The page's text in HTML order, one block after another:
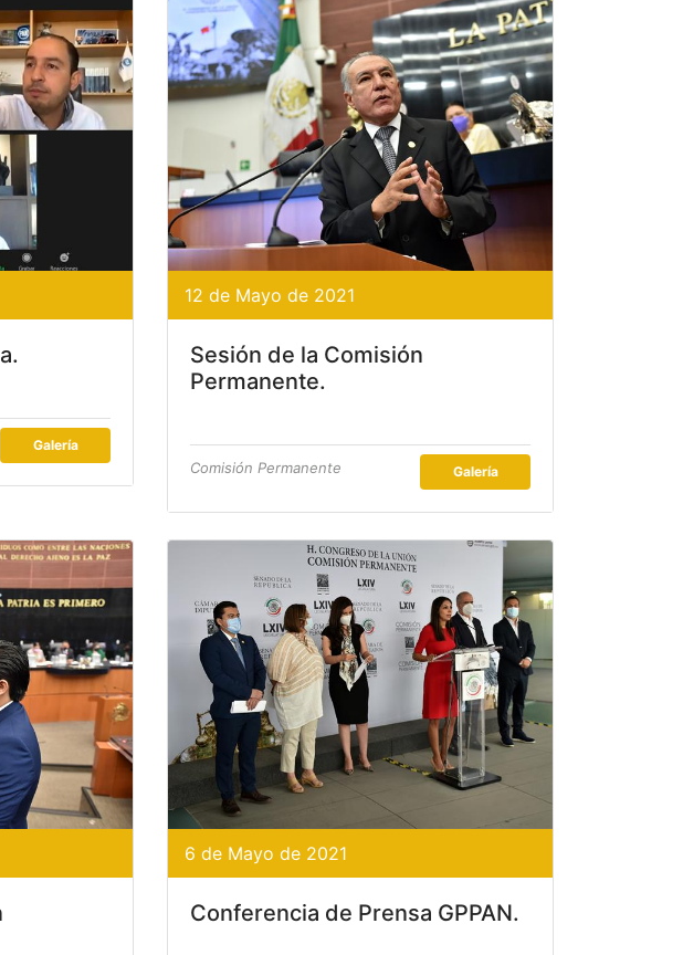
Galería
12 de Mayo de 2021
Sesión de la Comisión
Permanente.
Comisión Permanente Galería
6 de Mayo de 2021
Conferencia de Prensa GPPAN.